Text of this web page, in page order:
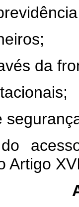
da
Artigo